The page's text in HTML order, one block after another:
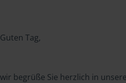
Guten Tag,
wir begrüße Sie herzlich in